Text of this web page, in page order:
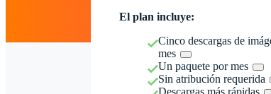
El plan incluye:
Cinco descargas de
mes
Un paquete por mes
Sin atribución requerida
Descargas más rápidas